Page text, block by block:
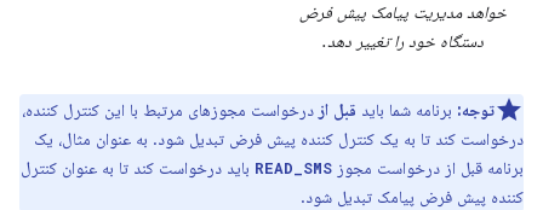
خواهد مدیریت پیامک پیش فرض
دستگاه خود را تغییر دهد.
توجه: برنامه شما باید قبل از درخواست مجوزهای مرتبط با این کنترل کننده،
درخواست کند تا به یک کنترل کننده پیش فرض تبدیل شود. به عنوان مثال، یک
برنامه قبل از درخواست مجوز READ_SMS باید درخواست کند تا به عنوان کنترل
کننده پیش فرض پیامک تبدیل شود.